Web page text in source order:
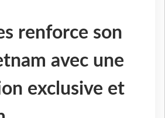
renforce son
avec une
exclusive et